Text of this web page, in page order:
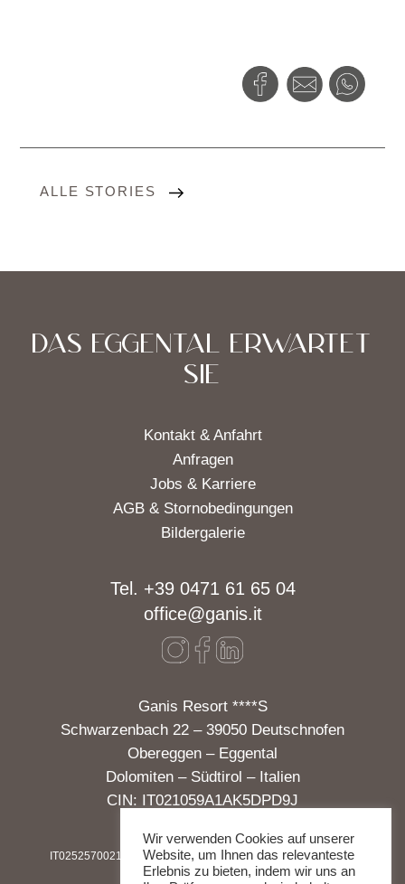
ALLE STORIES
DAS EGGENTAL ERWARTET
SIE
Kontakt & Anfahrt
Anfragen
Jobs & Karriere
AGB & Stornobedingungen
Bildergalerie
Tel. +39 0471 61 65 04
office@ganis.it
Ganis Resort ****S
Schwarzenbach 22 – 39050 Deutschnofen
Obereggen – Eggental
Dolomiten – Südtirol – Italien
CIN: IT021059A1AK5DPD9J
IT02525700213 IMPRESSUM |DATENSCHUTZ SOCIAL WALL
Wir verwenden Cookies auf unserer
Website, um Ihnen das relevanteste
Erlebnis zu bieten, indem wir uns an